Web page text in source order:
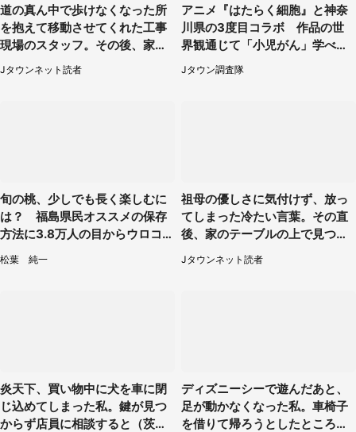
道の真ん中で歩けなくなった所
を抱えて移動させてくれた工事
現場のスタッフ。その後、家ま
で私を送ると（大阪府・40代女
性）
Jタウンネット読者
アニメ『はたらく細胞』と神奈
川県の3度目コラボ 作品の世
界観通じて「小児がん」学べる
【8／10～31※平日限定】
Jタウン調査隊
旬の桃、少しでも長く楽しむに
は？ 福島県民オススメの保存
方法に3.8万人の目からウロコ
「全国民が知りたかった！」
松葉 純一
祖母の優しさに気付けず、放っ
てしまった冷たい言葉。その直
後、家のテーブルの上で見つけ
たものは（福岡県・30代女性）
Jタウンネット読者
炎天下、買い物中に犬を車に閉
じ込めてしまった私。鍵が見つ
からず店員に相談すると（茨城
ディズニーシーで遊んだあと、
足が動かなくなった私。車椅子
を借りて帰ろうとしたところで